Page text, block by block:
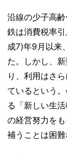
沿線の少子高
鉄は消費税率
成7)年9月以来
た。しかし、
り、利用はさ
ているという
る「新しい生
の経営努力を
補うことは困難